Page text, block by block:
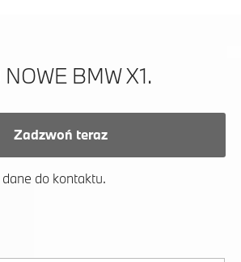
BMW X1.
Zadzwoń teraz
do kontaktu.